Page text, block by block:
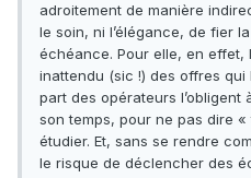
adroitement de manière
le soin, ni l’élégance, de fier
échéance. Pour elle, en effet,
inattendu (sic !) des offres qui
part des opérateurs
son temps, pour ne pas dire
étudier. Et, sans se rendre
le risque de déclencher des